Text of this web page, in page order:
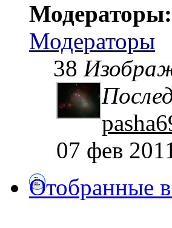
Модераторы:
Модераторы
38
07 фев
Отобранные